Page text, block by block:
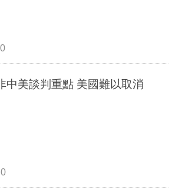
中美談判重點 美國難以取消